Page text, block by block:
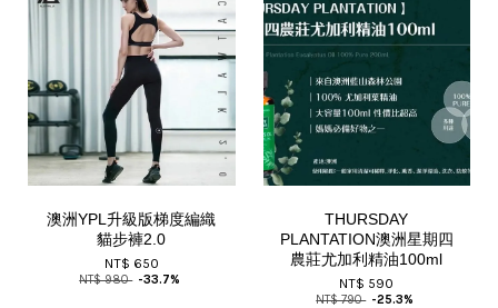
澳洲YPL升級版梯度編織
貓步褲2.0
NT$ 650
NT$ 980 -33.7%
THURSDAY
PLANTATION澳洲星期四
農莊尤加利精油100ml
NT$ 590
NT$ 790 -25.3%